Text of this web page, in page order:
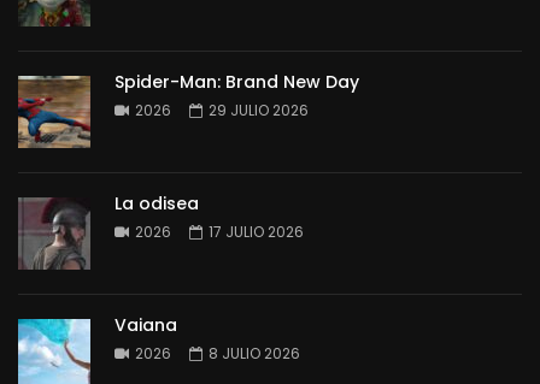
Spider-Man: Brand New Day
2026 29 JULIO 2026
La odisea
2026 17 JULIO 2026
Vaiana
2026 8 JULIO 2026